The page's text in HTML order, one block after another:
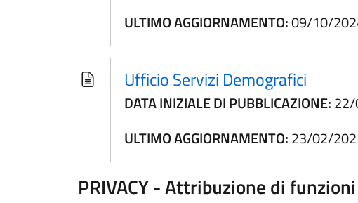
ULTIMO AGGIORNAMENTO:09/10/
Ufficio Servizi Demografici
DATA INIZIALE DI PUBBLICAZIONE:
ULTIMO AGGIORNAMENTO:23/02/
PRIVACY - Attribuzione di